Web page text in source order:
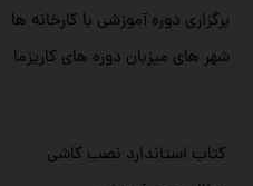
برگزاری دوره آموزشی با کارخانه ها
شهر های میزبان دوره های کاریزما
کتاب استاندارد نصب کاشی